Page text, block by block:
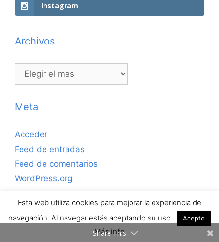
Instagram
Archivos
Archivos
Meta
Acceder
Feed de entradas
Feed de comentarios
WordPress.org
Copyrihgt © 2026 ejerciciosdefutbolsala.com por José
Antonio Valle · Todos los derechos reservados.
Esta web utiliza cookies para mejorar la experiencia de
navegación. Al navegar estás aceptando su uso.
Acepto
Más info
Share This